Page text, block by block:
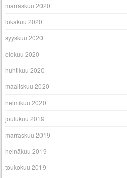
marraskuu 2020
lokakuu 2020
syyskuu 2020
elokuu 2020
huhtikuu 2020
maaliskuu 2020
helmikuu 2020
joulukuu 2019
marraskuu 2019
heinäkuu 2019
toukokuu 2019